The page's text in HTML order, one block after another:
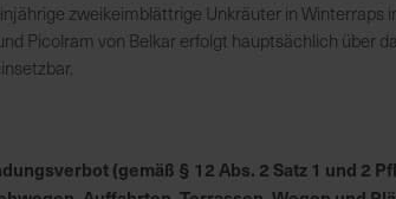
zweikeimblättrige Unkräuter in
Picolram von Belkar erfolgt hauptsächlich über
(gemäß § 12 Abs. 2 Satz 1 und 2